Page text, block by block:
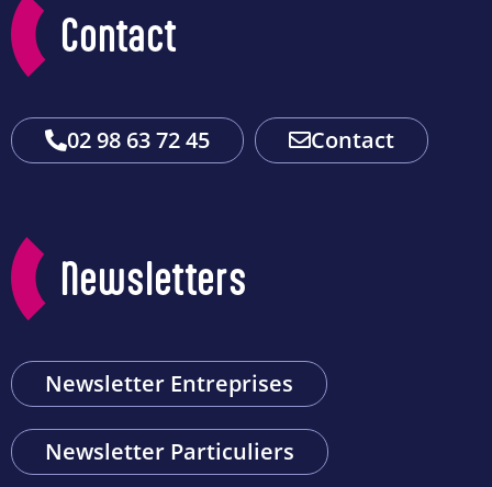
Contact
02 98 63 72 45 Contact
Newsletters
Newsletter Entreprises
Newsletter Particuliers